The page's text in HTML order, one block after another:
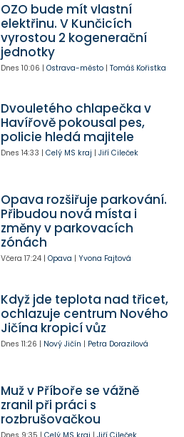
OZO bude mít vlastní
elektřinu. V Kunčicích
vyrostou 2 kogenerační
jednotky
Dnes 10:06 | Ostrava-město| Tomáš Kořistka
Dvouletého chlapečka v
Havířově pokousal pes,
policie hledá majitele
Dnes 14:33 | Celý MS kraj | Jiří Cileček
Opava rozšiřuje parkování.
Přibudou nová místa i
změny v parkovacích
zónách
Včera 17:24| Opava | Yvona Fajtová
Když jde teplota nad třicet,
ochlazuje centrum Nového
Jičína kropicí vůz
Dnes 11:26 | Nový Jičín | Petra Dorazilová
Muž v Příboře se vážně
zranil při práci s
rozbrušovačkou